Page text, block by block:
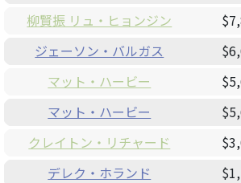
柳賢振 リュ・ヒョンジン
ジェーソン・バルガス
マット・ハービー
マット・ハービー
クレイトン・リチャード
デレク・ホランド